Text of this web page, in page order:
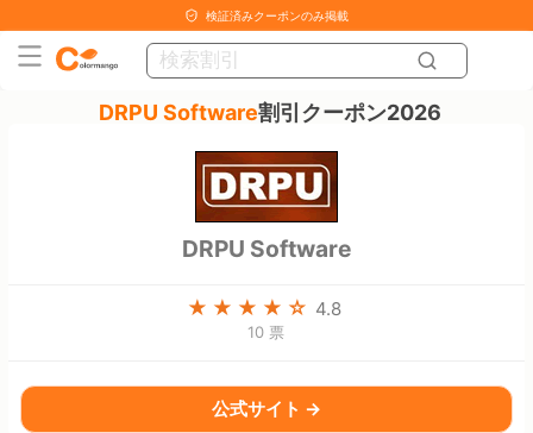
検証済みクーポンのみ掲載
DRPU Software割引クーポン2026
DRPU Software
4.8
10 票
公式サイト →